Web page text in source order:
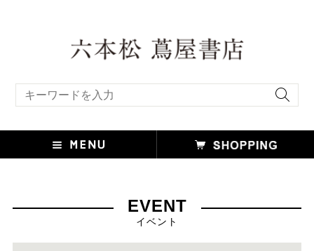
EVENT
イベント